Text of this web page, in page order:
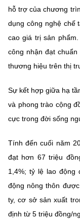
hỗ trợ của chương
dụng công nghệ chế
cao giá trị sản
công nhận đạt
thương hiệu trên thị
Sự kết hợp giữa hạ
và phong trào cộng
cực trong đời sống
Tính đến cuối năm
đạt hơn 67 triệu
1,4%; tỷ lệ lao động
động nông thôn
ty, cơ sở sản xuất
định từ 5 triệu đồng/